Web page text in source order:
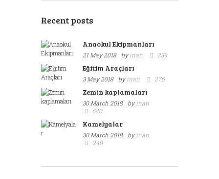
Recent posts
Anaokul Ekipmanları
21 May 2018 byinan 239
Eğitim Araçları
3 May 2018 byinan 276
Zemin kaplamaları
30 March 2018 byinan
540
Kamelyalar
30 March 2018 byinan
240